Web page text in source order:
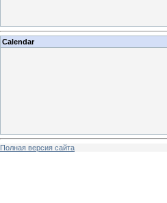
Calendar
Полная версия сайта